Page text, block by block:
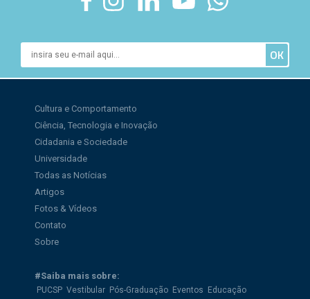
Cultura e Comportamento
Ciência, Tecnologia e Inovação
Cidadania e Sociedade
Universidade
Todas as Notícias
Artigos
Fotos & Vídeos
Contato
Sobre
#Saiba mais sobre:
PUCSP Vestibular Pós-Graduação Eventos Educação